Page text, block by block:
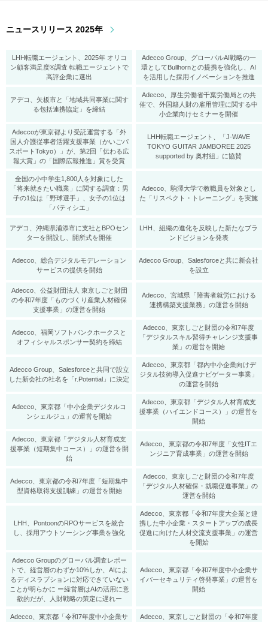
ニュースリリース 2025年
LHH転職エージェント、2025年 オリコ
ン顧客満足度®調査 転職エージェントで
高評企業に選出
Adecco Group、グローバルAI戦略の一
環としてBullhornとの提携を強化し、AI
を活用した採用イノベーションを推進
アデコ、矢板市と「地域共同事業に関す
る包括連携協定」を締結
Adecco、厚生労働省千葉労働局との共
催で、外国籍人財の雇用管理に関する中
小企業向けセミナーを開催
Adeccoが東京都より受託運営する「外
国人介護従事者活躍支援事業（かいごパ
スポートTokyo）」が、第2回「伝わる広
報大賞」の「国際広報推進」賞を受賞
LHH転職エージェント、「J-WAVE
TOKYO GUITAR JAMBOREE 2025
supported by 奥村組」に協賛
全国の小中学生1,800人を対象にした
「将来就きたい職業」に関する調査：男
子の1位は「野球選手」、女子の1位は
「パティシエ」
Adecco、駒澤大学で教職員を対象とし
た「リスペクト・トレーニング」を実施
アデコ、沖縄県浦添市に支社とBPOセン
ターを開設し、開所式を開催
LHH、組織の進化を反映した新たなブラ
ンドビジョンを発表
Adecco、総合デジタルモデレーション
サービスの提供を開始
Adecco Group、Salesforceと共に新会社
を設立
Adecco、公益財団法人 東京しごと財団
の令和7年度「ものづくり産業人材確保
支援事業」の運営を開始
Adecco、宮城県「障害者就労における
連携構築支援業務」の運営を開始
Adecco、福岡ソフトバンクホークスと
オフィシャルスポンサー契約を締結
Adecco、東京しごと財団の令和7年度
「デジタルスキル習得チャレンジ支援事
業」の運営を開始
Adecco Group、Salesforceと共同で設立
した新会社の社名を「r.Potential」に決定
Adecco、東京都「都内中小企業向けデ
ジタル技術導入促進ナビゲーター事業」
の運営を開始
Adecco、東京都「中小企業デジタルコ
ンシェルジュ」の運営を開始
Adecco、東京都「デジタル人材育成支
援事業（ハイエンドコース）」の運営を
開始
Adecco、東京都「デジタル人材育成支
援事業（短期集中コース）」の運営を開
始
Adecco、東京都の令和7年度「女性ITエ
ンジニア育成事業」の運営を開始
Adecco、東京都の令和7年度「短期集中
型資格取得支援訓練」の運営を開始
Adecco、東京しごと財団の令和7年度
「デジタル人材確保・就職促進事業」の
運営を開始
LHH、PontoonのRPOサービスを統合
し、採用アウトソーシング事業を強化
Adecco、東京都「令和7年度大企業と連
携した中小企業・スタートアップの成長
促進に向けた人材交流支援事業」の運営
を開始
Adecco Groupのグローバル調査レポー
トで、経営層のわずか10%しか、AIによ
るディスラプションに対応できていない
ことが明らかに ー経営層はAIの活用に意
欲的だが、人財戦略の策定に遅れー
Adecco、東京都「令和7年度中小企業サ
イバーセキュリティ啓発事業」の運営を
開始
Adecco、東京都「令和7年度中小企業サ
Adecco、東京しごと財団の「令和7年度